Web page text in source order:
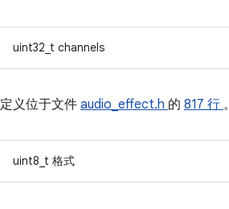
uint32_t channels
定义位于文件 audio_effect.h 的 817 行 。
uint8_t 格式